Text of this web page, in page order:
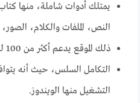
يمتلك أدوات شاملة، منها
النص، الملفات والكلام،
ذلك الموقع يدعم أكثر من 100 لغة.
التكامل السلس، حيث أنه
التشغيل منها الويندوز.